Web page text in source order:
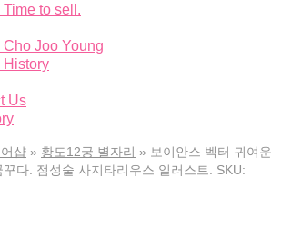
Time to sell.
Cho Joo Young
History
Us
샵 » 황도12궁 별자리 » 보이안스 벡터 귀여운
다. 점성술 사지타리우스 일러스트. SKU: